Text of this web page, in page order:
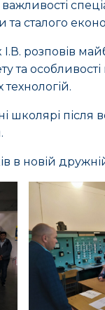
сталого
розповів
та
школярі після
новій